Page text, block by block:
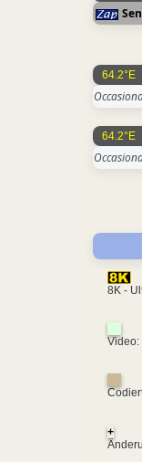
64.2°E
64.2°E
8K -
Video:
+